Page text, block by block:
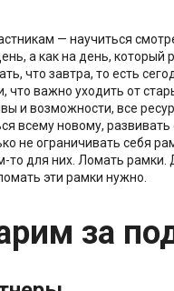
— научиться
а как на день, который
что завтра, то есть
что важно уходить от
и возможности, все
всему новому,
не ограничивать себя
то для них. Ломать рамки.
эти рамки нужно.
за